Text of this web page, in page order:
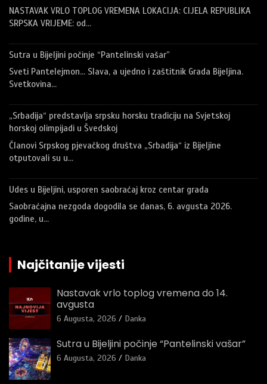
NASTAVAK VRLO TOPLOG VREMENA LOKACIJA: CIJELA REPUBLIKA
SRPSKA VRIJEME: od…
Sutra u Bijeljini počinje “Pantelinski vašar”
Sveti Pantelejmon… Slava, a ujedno i zaštitnik Grada Bijeljina.
Svetkovina…
„Srbadija“ predstavlja srpsku horsku tradiciju na Svjetskoj
horskoj olimpijadi u Švedskoj
Članovi Srpskog pjevačkog društva „Srbadija“ iz Bijeljine
otputovali su u…
Udes u Bijeljini, usporen saobraćaj kroz centar grada
Saobraćajna nezgoda dogodila se danas, 6. avgusta 2026.
godine, u…
Najčitanije vijesti
Nastavak vrlo toplog vremena do 14.
avgusta
6 Augusta, 2026 Danka
Sutra u Bijeljini počinje “Pantelinski vašar”
6 Augusta, 2026 Danka